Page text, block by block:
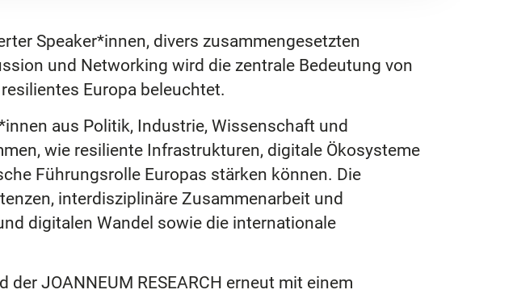
Speaker*innen, divers zusammengesetzten
und Networking wird die zentrale Bedeutung von
Europa beleuchtet.​
aus Politik, Industrie, Wissenschaft und
wie resiliente Infrastrukturen, digitale Ökosysteme
Führungsrolle Europas stärken können. Die
interdisziplinäre Zusammenarbeit und
digitalen Wandel sowie die internationale
JOANNEUM RESEARCH erneut mit einem